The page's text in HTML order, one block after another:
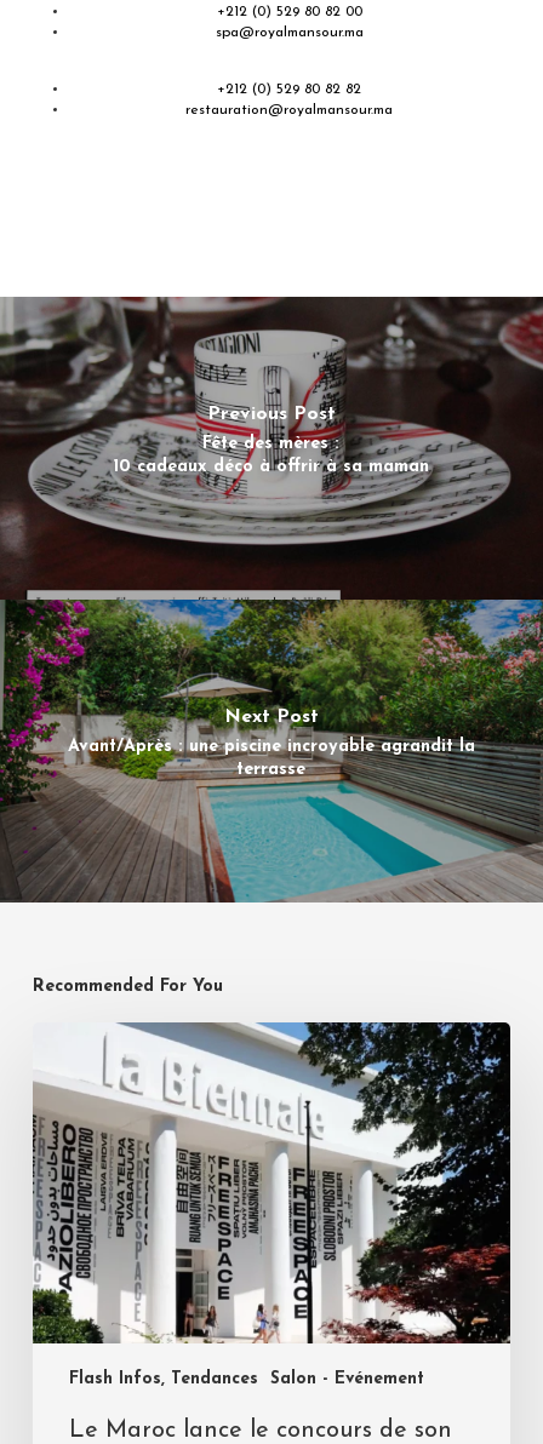
+212 (0) 529 80 82 00
spa@royalmansour.ma
+212 (0) 529 80 82 82
restauration@royalmansour.ma
Previous Post
Fête des mères :
10 cadeaux déco à offrir à sa maman
Next Post
Avant/Après : une piscine incroyable agrandit la
terrasse
Recommended For You
Flash Infos, Tendances Salon - Evénement
Le Maroc lance le concours de son